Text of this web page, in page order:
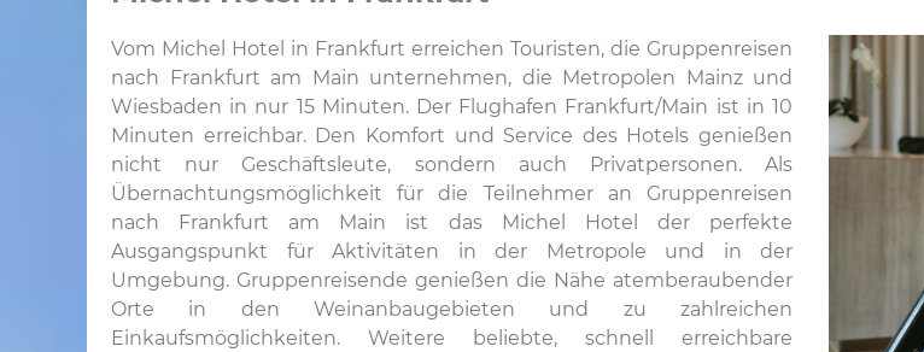
Vom Michel Hotel in Frankfurt erreichen Touristen, die Gruppenreisen
nach Frankfurt am Main unternehmen, die Metropolen Mainz und
Wiesbaden in nur 15 Minuten. Der Flughafen Frankfurt/Main ist in 10
Minuten erreichbar. Den Komfort und Service des Hotels genießen
nicht nur Geschäftsleute, sondern auch Privatpersonen. Als
Übernachtungsmöglichkeit für die Teilnehmer an Gruppenreisen
nach Frankfurt am Main ist das Michel Hotel der perfekte
Ausgangspunkt für Aktivitäten in der Metropole und in der
Umgebung. Gruppenreisende genießen die Nähe atemberaubender
Orte in den Weinanbaugebieten und zu zahlreichen
Einkaufsmöglichkeiten. Weitere beliebte, schnell erreichbare